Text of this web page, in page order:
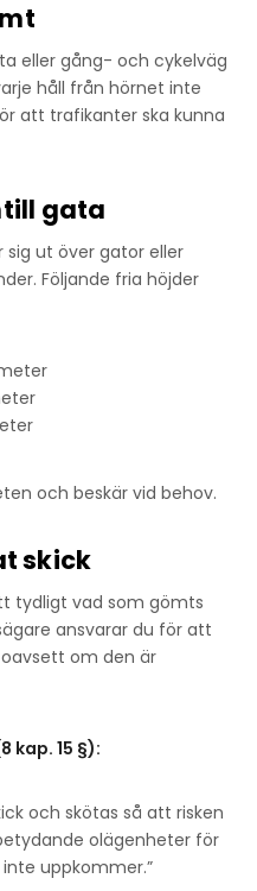
eller gång- och cykelväg
håll från hörnet inte
att trafikanter ska kunna
gata
sig ut över gator eller
Följande fria höjder
och beskär vid behov.
skick
tydligt vad som gömts
ansvarar du för att
om den är
kap. 15 §):
och skötas så att risken
olägenheter för
uppkommer.”